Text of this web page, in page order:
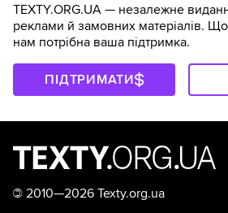
TEXTY.ORG.UA — незалежне
реклами й замовних матеріалів.
нам потрібна ваша підтримка.
ПІДТРИМАТИ
© 2010—2026 Texty.org.ua